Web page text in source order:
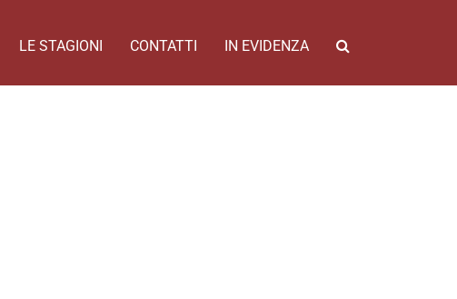
LE STAGIONI CONTATTI IN EVIDENZA